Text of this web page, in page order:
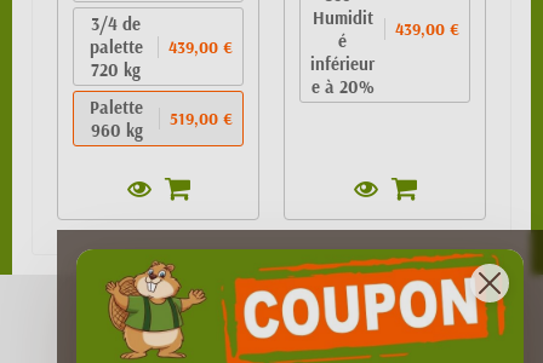
3/4 de
palette
720 kg
439,00 €
Palette
960 kg
519,00 €
Humidit
é
inférieur
e à 20%
439,00 €
Livraison Paiement sécurisé